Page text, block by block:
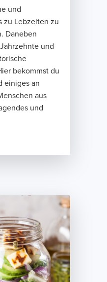
und
zu Lebzeiten zu
Daneben
und
bekommst du
einiges an
aus
und